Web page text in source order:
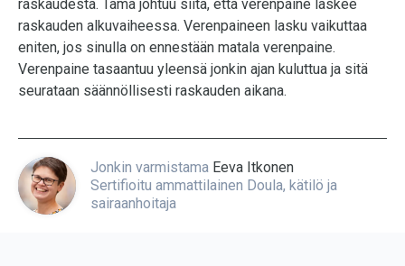
raskaudesta. Tämä johtuu siitä, että verenpaine laskee
raskauden alkuvaiheessa. Verenpaineen lasku vaikuttaa
eniten, jos sinulla on ennestään matala verenpaine.
Verenpaine tasaantuu yleensä jonkin ajan kuluttua ja sitä
seurataan säännöllisesti raskauden aikana.
Jonkin varmistama Eeva Itkonen
Sertifioitu ammattilainen Doula, kätilö ja
sairaanhoitaja